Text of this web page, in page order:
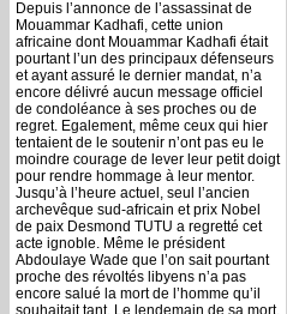
Depuis l’annonce de l’assassinat de
Mouammar Kadhafi, cette union
africaine dont Mouammar Kadhafi était
pourtant l’un des principaux défenseurs
et ayant assuré le dernier mandat, n’a
encore délivré aucun message officiel
de condoléance à ses proches ou de
regret. Egalement, même ceux qui hier
tentaient de le soutenir n’ont pas eu le
moindre courage de lever leur petit doigt
pour rendre hommage à leur mentor.
Jusqu’à l’heure actuel, seul l’ancien
archevêque sud-africain et prix Nobel
de paix Desmond TUTU a regretté cet
acte ignoble. Même le président
Abdoulaye Wade que l’on sait pourtant
proche des révoltés libyens n’a pas
encore salué la mort de l’homme qu’il
souhaitait tant. Le lendemain de sa mort,